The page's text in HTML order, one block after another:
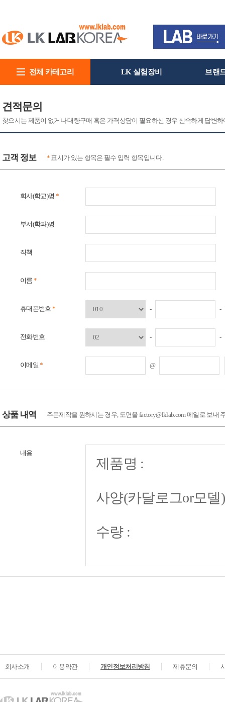
전체 카테고리 LK 실험장비 브랜
견적문의
찾으시는 제품이 없거나 대량구매 혹은 가격상담이 필요하신 경우 신속하게 답변
고객 정보 * 표시가 있는 항목은 필수 입력 항목입니다.
회사(학교)명 *
부서(학과)명
직책
이름 *
휴대폰번호 * - -
전화번호 - -
이메일* @
상품 내역 주문제작을 원하시는 경우, 도면을 factory@lklab.com 메일로 보내
내용
회사소개 이용약관 개인정보처리방침 제휴문의